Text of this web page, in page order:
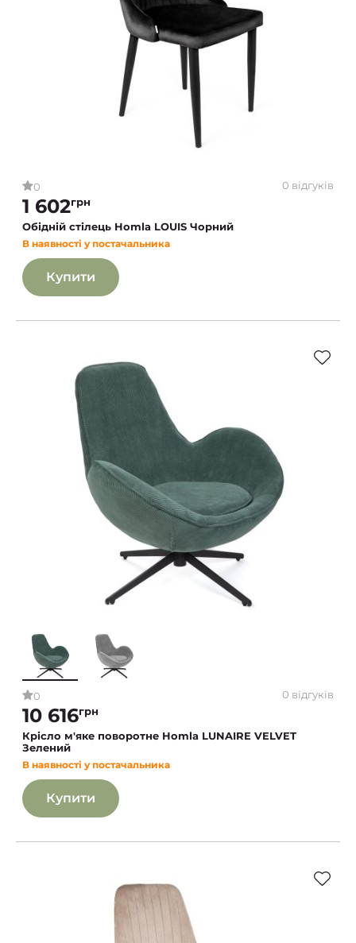
0 0 відгуків
1 602грн
Обідній стілець Homla LOUIS Чорний
В наявності у постачальника
Купити
0 0 відгуків
10 616грн
Крісло м'яке поворотне Homla LUNAIRE VELVET
Зелений
В наявності у постачальника
Купити